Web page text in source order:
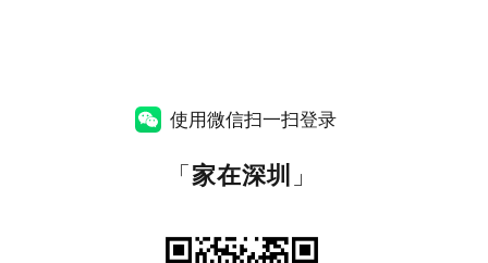
使用微信扫一扫登录
「家在深圳 」